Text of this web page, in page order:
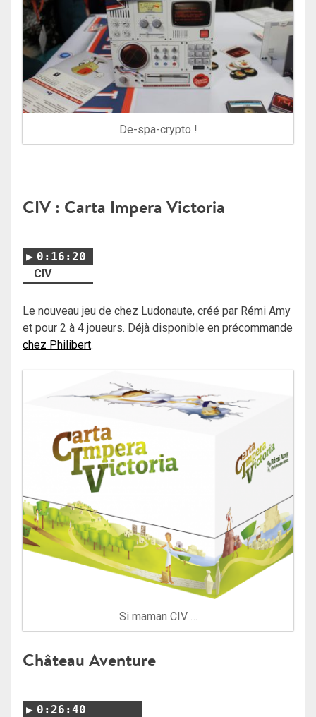
De-spa-crypto !
CIV : Carta Impera Victoria
0:16:20
CIV
Le nouveau jeu de chez Ludonaute, créé par Rémi Amy
et pour 2 à 4 joueurs. Déjà disponible en précommande
chez Philibert.
Si maman CIV …
Château Aventure
0:26:40